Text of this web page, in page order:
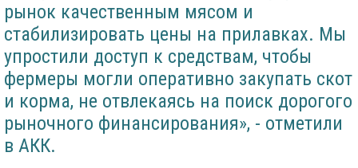
рынок качественным мясом и
стабилизировать цены на прилавках. Мы
упростили доступ к средствам, чтобы
фермеры могли оперативно закупать скот
и корма, не отвлекаясь на поиск дорогого
рыночного финансирования», - отметили
в АКК.